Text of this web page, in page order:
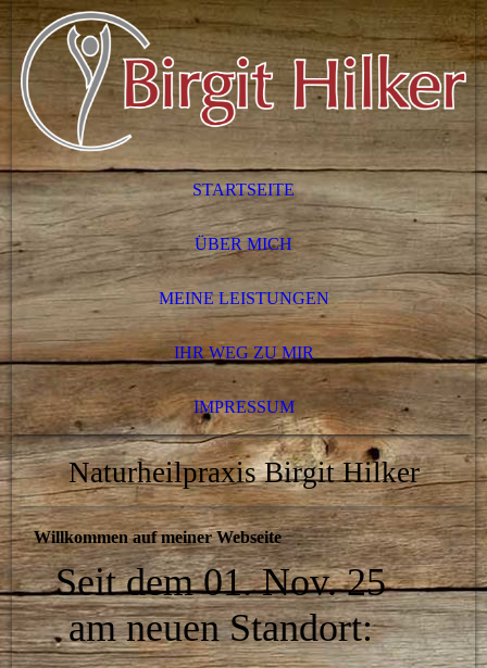
STARTSEITE
ÜBER MICH
MEINE LEISTUNGEN
IHR WEG ZU MIR
IMPRESSUM
Naturheilpraxis Birgit Hilker
Willkommen auf meiner Webseite
Seit dem 01. Nov. 25
am neuen Standort: